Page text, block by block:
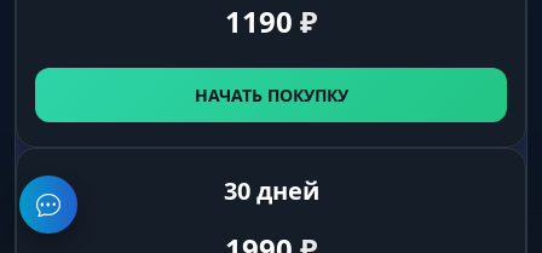
1190 ₽
НАЧАТЬ ПОКУПКУ
30 дней